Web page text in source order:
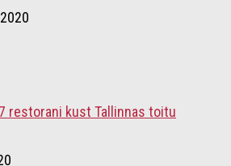
restorani kust Tallinnas toitu